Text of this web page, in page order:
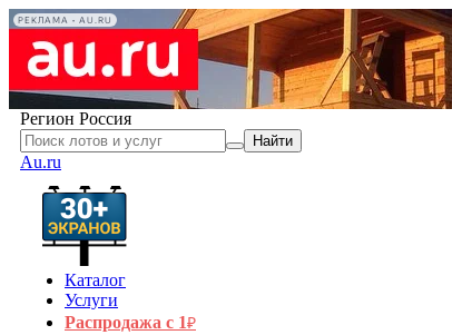
РЕКЛАМА • AU.RU
Регион Россия
Найти
Au.ru
Каталог
Услуги
Распродажа с 1₽